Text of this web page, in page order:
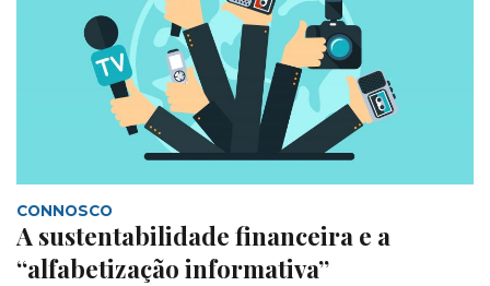
CONNOSCO
A sustentabilidade financeira e a
“alfabetização informativa”